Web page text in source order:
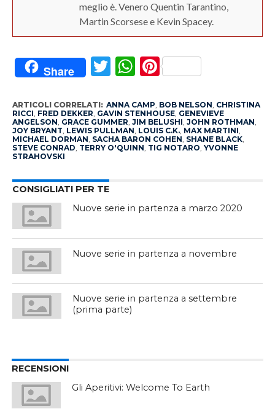
meglio è. Venero Quentin Tarantino,
Martin Scorsese e Kevin Spacey.
Share Twitter
WhatsApp
Pinterest
ARTICOLI CORRELATI: ANNA CAMP, BOB NELSON, CHRISTINA
RICCI, FRED DEKKER, GAVIN STENHOUSE, GENEVIEVE
ANGELSON, GRACE GUMMER, JIM BELUSHI, JOHN ROTHMAN,
JOY BRYANT, LEWIS PULLMAN, LOUIS C.K., MAX MARTINI,
MICHAEL DORMAN, SACHA BARON COHEN, SHANE BLACK,
STEVE CONRAD, TERRY O'QUINN, TIG NOTARO, YVONNE
STRAHOVSKI
CONSIGLIATI PER TE
Nuove serie in partenza a marzo 2020
Nuove serie in partenza a novembre
Nuove serie in partenza a settembre
(prima parte)
RECENSIONI
Gli Aperitivi: Welcome To Earth